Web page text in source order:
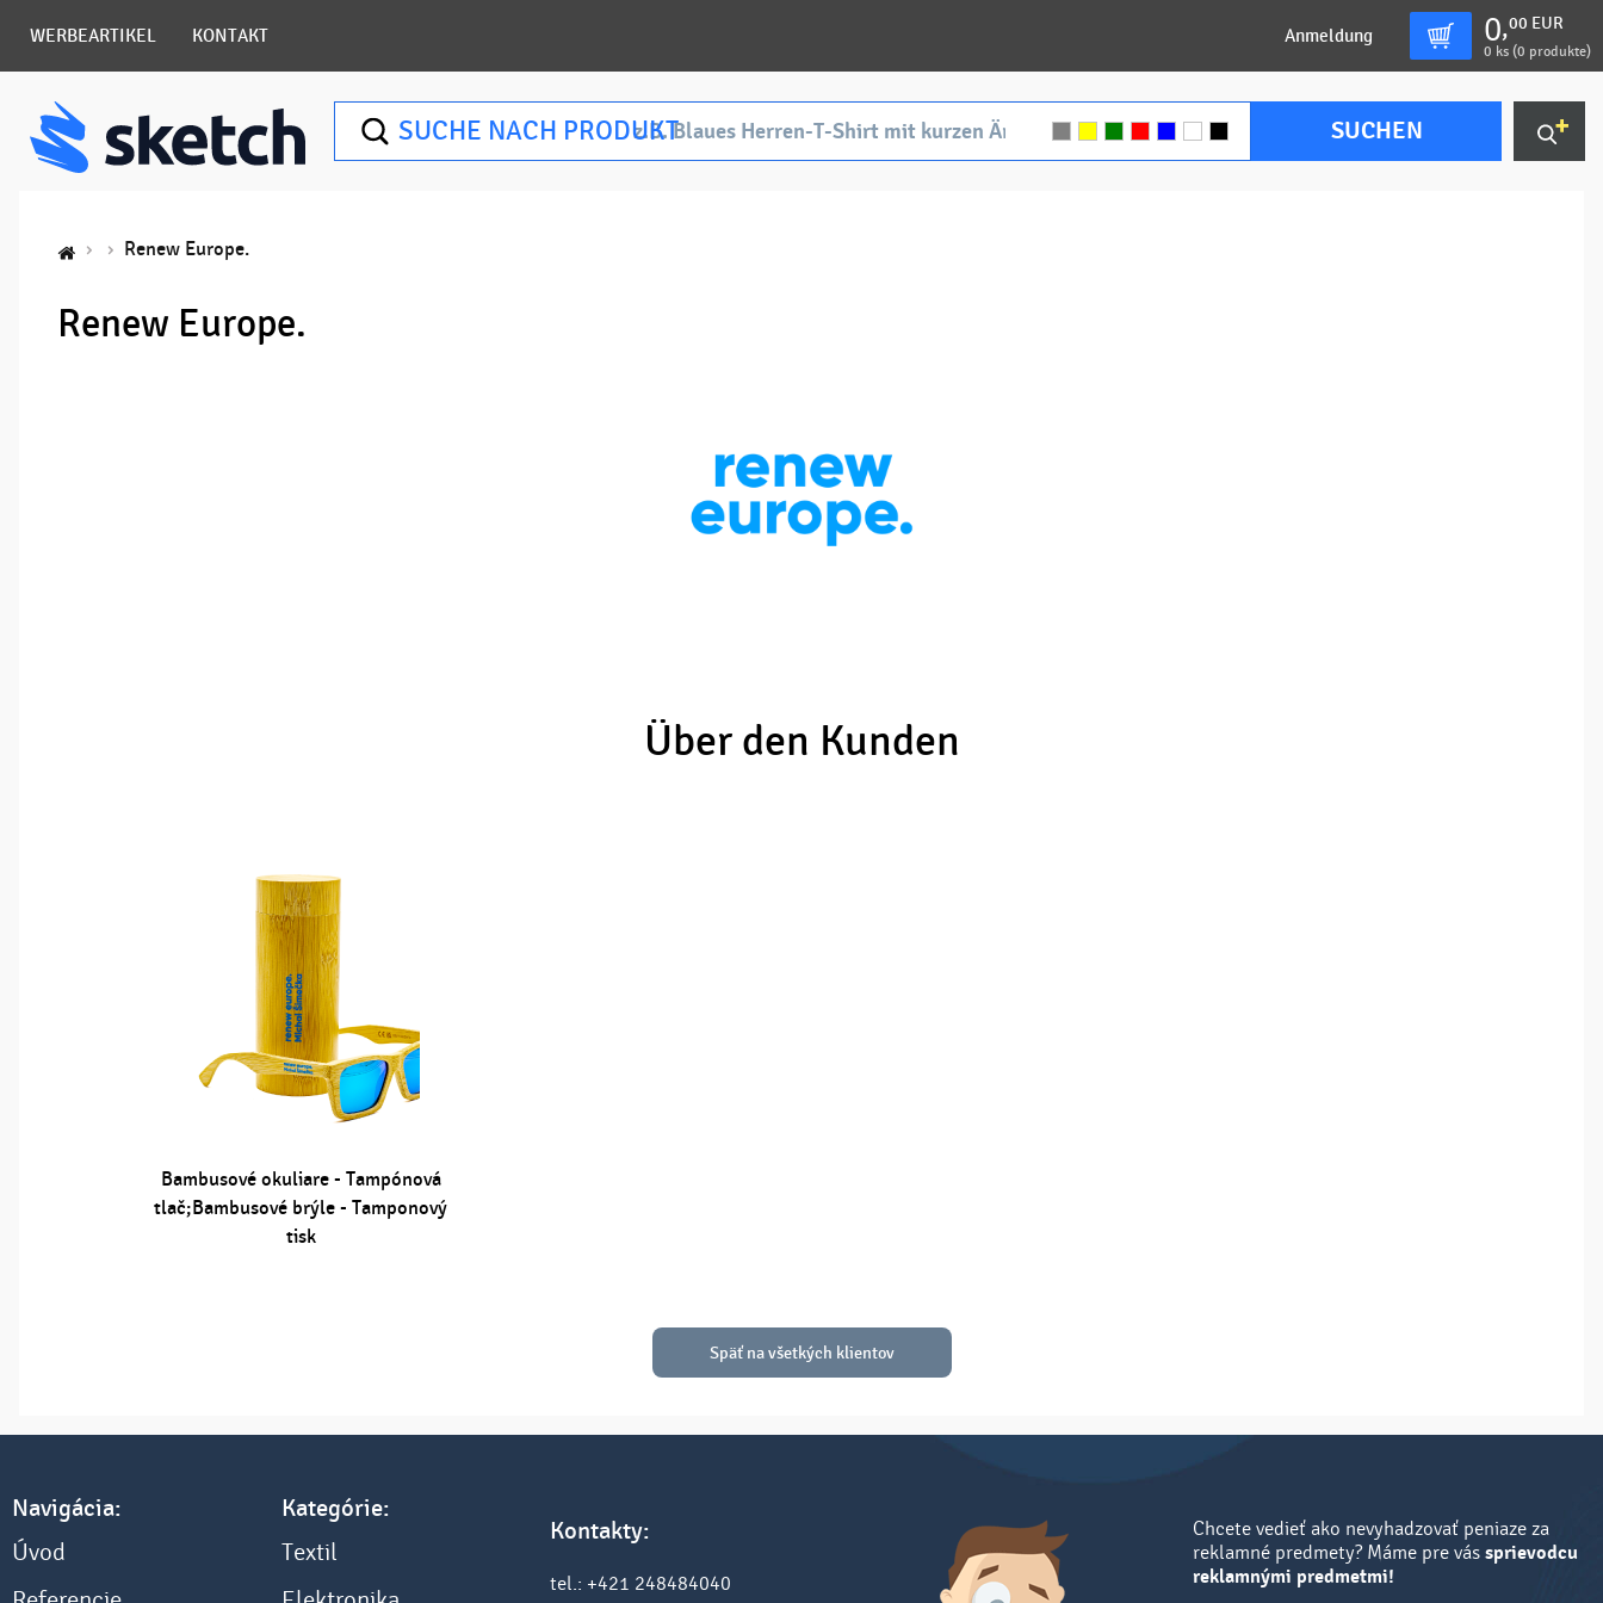
WERBEARTIKEL KONTAKT Anmeldung 0,00 EUR
0 ks (0 produkte)
SUCHE NACH PRODUKT SUCHEN
Renew Europe.
Renew Europe.
Über den Kunden
Bambusové okuliare - Tampónová
tlač;Bambusové brýle - Tamponový
tisk
Späť na všetkých klientov
Navigácia:
Úvod
Kategórie:
Textil
Kontakty:
tel.: +421 248484040
Chcete vedieť ako nevyhadzovať peniaze za
reklamné predmety? Máme pre vás sprievodcu
reklamnými predmetmi!